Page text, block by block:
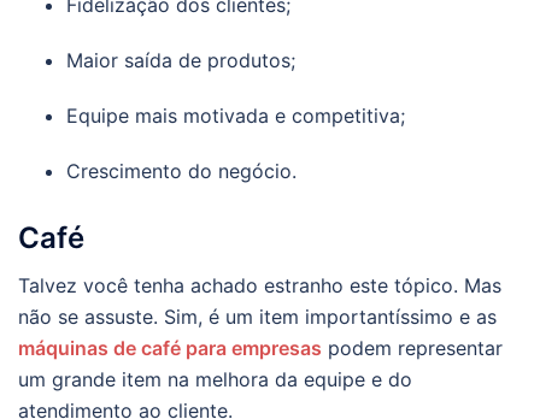
Fidelização dos clientes;
Maior saída de produtos;
Equipe mais motivada e competitiva;
Crescimento do negócio.
Café
Talvez você tenha achado estranho este tópico. Mas
não se assuste. Sim, é um item importantíssimo e as
máquinas de café para empresas podem representar
um grande item na melhora da equipe e do
atendimento ao cliente.